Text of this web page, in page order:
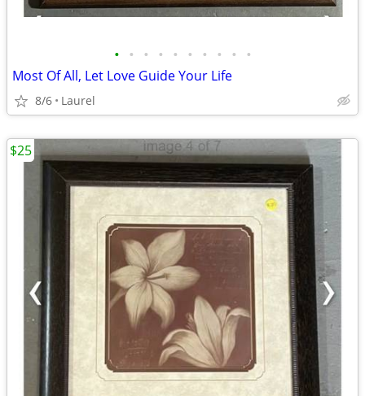
• • • • • • • • • •
Most Of All, Let Love Guide Your Life
8/6 Laurel
$25